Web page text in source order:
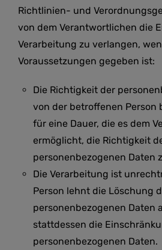
Richtlinien- und
von dem Verantwortlichen die
Verarbeitung zu verlangen,
Voraussetzungen gegeben ist:
Die Richtigkeit der
von der betroffenen Person
für eine Dauer, die es dem
ermöglicht, die Richtigkeit
personenbezogenen Daten
Die Verarbeitung ist
Person lehnt die Löschung
personenbezogenen Daten
stattdessen die
personenbezogenen Daten.